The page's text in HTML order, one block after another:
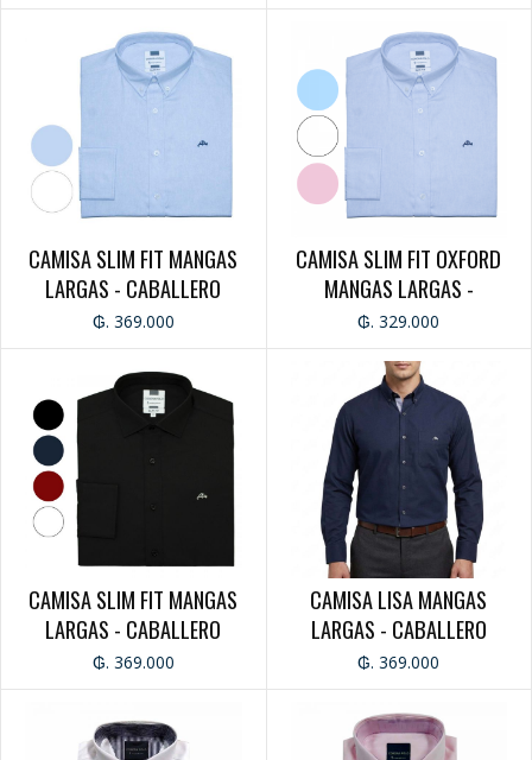
REMERAS
CHALECOS
PANTALONES
JEANS
BERMUDAS
DAMA
JEANS
REMERA
CAMPERA
PANTALÓN
CABALLERO
DAMA
RED 30%
PATRIA
CABALLERO
PIJAMAS
CABALLERO
AO PO'I
CABALLERO
CAMISA SLIM FIT MANGAS
LARGAS - CABALLERO
₲. 369.000
CAMISA SLIM FIT OXFORD
MANGAS LARGAS -
CABALLERO
₲. 329.000
CAMISA SLIM FIT MANGAS
LARGAS - CABALLERO
₲. 369.000
CAMISA LISA MANGAS
LARGAS - CABALLERO
₲. 369.000